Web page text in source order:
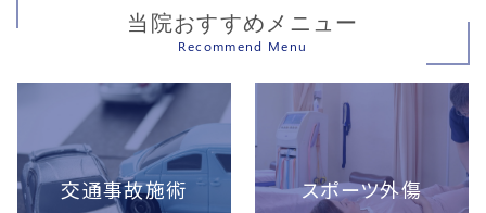
当院おすすめメニュー
Recommend Menu
交通事故施術 スポーツ外傷